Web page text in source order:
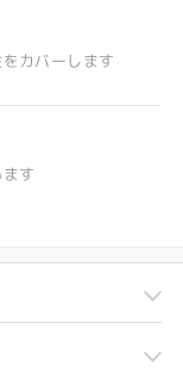
カバーします
す